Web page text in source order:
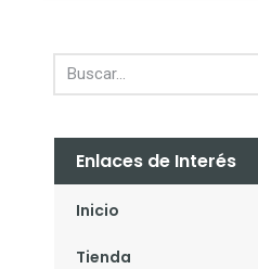
Enlaces de Interés
Inicio
Tienda